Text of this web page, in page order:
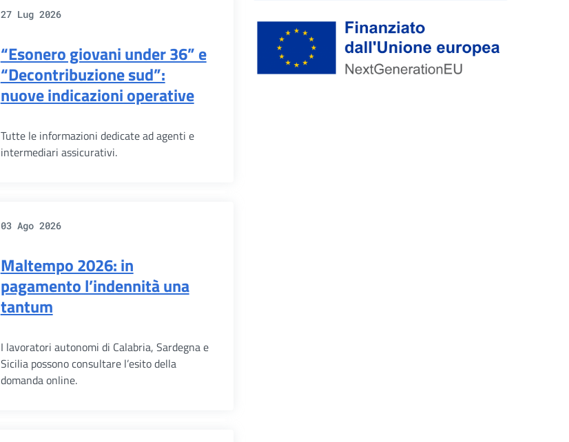
27 Lug 2026
“Esonero giovani under 36” e
“Decontribuzione sud”:
nuove indicazioni operative
Tutte le informazioni dedicate ad agenti e
intermediari assicurativi.
03 Ago 2026
Maltempo 2026: in
pagamento l’indennità una
tantum
I lavoratori autonomi di Calabria, Sardegna e
Sicilia possono consultare l’esito della
domanda online.